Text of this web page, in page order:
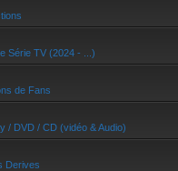
Série TV (2024 - ...)
de Fans
/ DVD / CD (vidéo & Audio)
Derives